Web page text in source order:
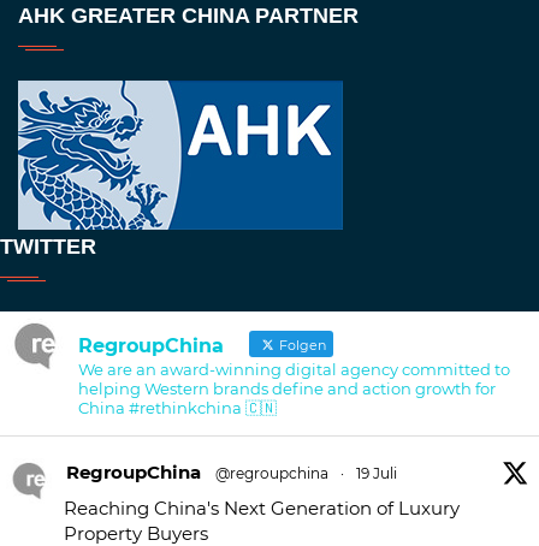
AHK GREATER CHINA PARTNER
TWITTER
RegroupChina Folgen
We are an award-winning digital agency committed to
helping Western brands define and action growth for
China #rethinkchina 🇨🇳
RegroupChina @regroupchina · 19 Juli
Reaching China's Next Generation of Luxury
Property Buyers